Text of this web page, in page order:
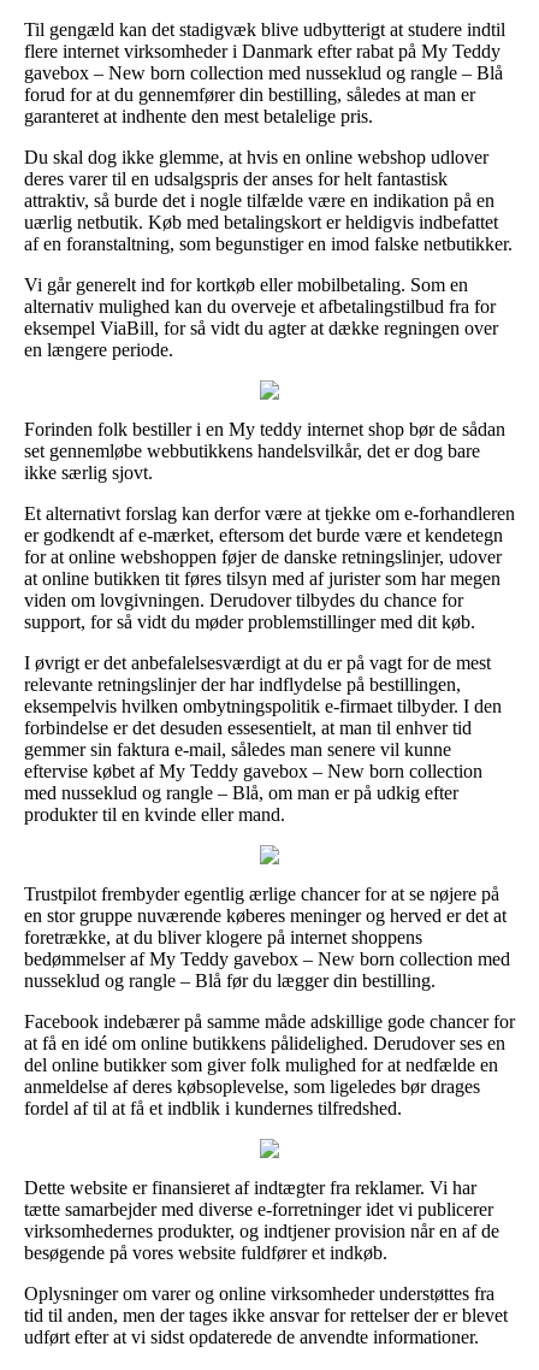
Til gengæld kan det stadigvæk blive udbytterigt at studere indtil
flere internet virksomheder i Danmark efter rabat på My Teddy
gavebox – New born collection med nusseklud og rangle – Blå
forud for at du gennemfører din bestilling, således at man er
garanteret at indhente den mest betalelige pris.
Du skal dog ikke glemme, at hvis en online webshop udlover
deres varer til en udsalgspris der anses for helt fantastisk
attraktiv, så burde det i nogle tilfælde være en indikation på en
uærlig netbutik. Køb med betalingskort er heldigvis indbefattet
af en foranstaltning, som begunstiger en imod falske netbutikker.
Vi går generelt ind for kortkøb eller mobilbetaling. Som en
alternativ mulighed kan du overveje et afbetalingstilbud fra for
eksempel ViaBill, for så vidt du agter at dække regningen over
en længere periode.
Forinden folk bestiller i en My teddy internet shop bør de sådan
set gennemløbe webbutikkens handelsvilkår, det er dog bare
ikke særlig sjovt.
Et alternativt forslag kan derfor være at tjekke om e-forhandleren
er godkendt af e-mærket, eftersom det burde være et kendetegn
for at online webshoppen føjer de danske retningslinjer, udover
at online butikken tit føres tilsyn med af jurister som har megen
viden om lovgivningen. Derudover tilbydes du chance for
support, for så vidt du møder problemstillinger med dit køb.
I øvrigt er det anbefalelsesværdigt at du er på vagt for de mest
relevante retningslinjer der har indflydelse på bestillingen,
eksempelvis hvilken ombytningspolitik e-firmaet tilbyder. I den
forbindelse er det desuden essesentielt, at man til enhver tid
gemmer sin faktura e-mail, således man senere vil kunne
eftervise købet af My Teddy gavebox – New born collection
med nusseklud og rangle – Blå, om man er på udkig efter
produkter til en kvinde eller mand.
Trustpilot frembyder egentlig ærlige chancer for at se nøjere på
en stor gruppe nuværende køberes meninger og herved er det at
foretrække, at du bliver klogere på internet shoppens
bedømmelser af My Teddy gavebox – New born collection med
nusseklud og rangle – Blå før du lægger din bestilling.
Facebook indebærer på samme måde adskillige gode chancer for
at få en idé om online butikkens pålidelighed. Derudover ses en
del online butikker som giver folk mulighed for at nedfælde en
anmeldelse af deres købsoplevelse, som ligeledes bør drages
fordel af til at få et indblik i kundernes tilfredshed.
Dette website er finansieret af indtægter fra reklamer. Vi har
tætte samarbejder med diverse e-forretninger idet vi publicerer
virksomhedernes produkter, og indtjener provision når en af de
besøgende på vores website fuldfører et indkøb.
Oplysninger om varer og online virksomheder understøttes fra
tid til anden, men der tages ikke ansvar for rettelser der er blevet
udført efter at vi sidst opdaterede de anvendte informationer.